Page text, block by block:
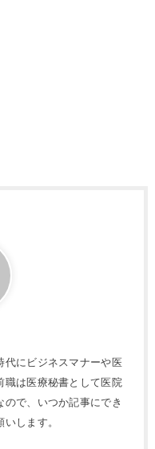
代にビジネスマナーや医
職は医療秘書として医院
で、いつか記事にでき
します。